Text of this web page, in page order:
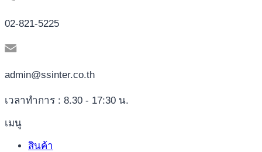
02-821-5225
admin@ssinter.co.th
เวลาทำการ : 8.30 - 17:30 น.
เมนู
สินค้า